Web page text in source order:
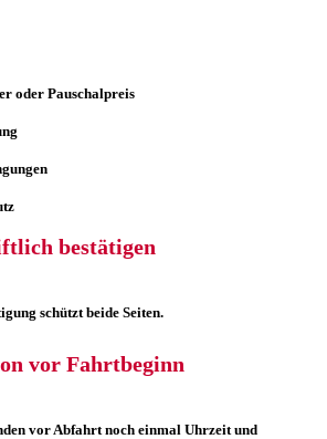
oder Pauschalpreis
bestätigen
schützt beide Seiten.
vor Fahrtbeginn
vor Abfahrt noch einmal Uhrzeit und